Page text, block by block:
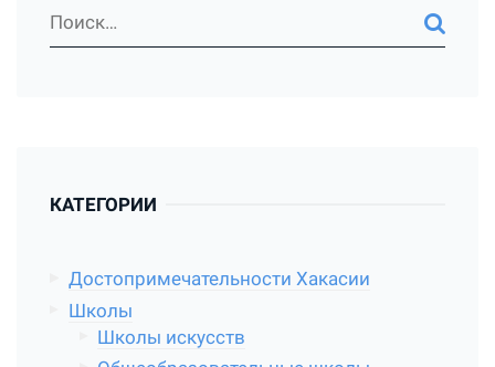
КАТЕГОРИИ
Достопримечательности Хакасии
Школы
Школы искусств